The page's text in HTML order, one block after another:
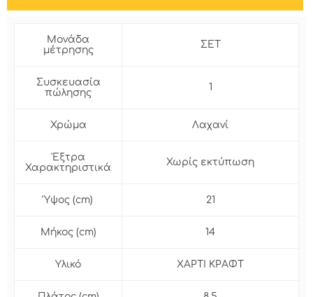
Μονάδα
μέτρησης
ΣΕΤ
Συσκευασία
πώλησης
1
Χρώμα Λαχανί
'Εξτρα
Χαρακτηριστικά
Χωρίς εκτύπωση
Ύψος (cm) 21
Μήκος (cm) 14
Υλικό ΧΑΡΤΙ ΚΡΑΦΤ